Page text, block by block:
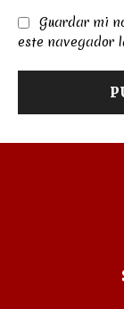
Guardar mi
este navegador